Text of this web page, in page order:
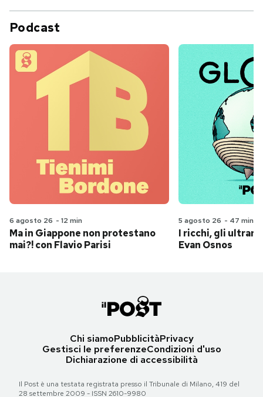
Podcast
6 agosto 26 - 12 min
Ma in Giappone non protestano
mai?! con Flavio Parisi
5 agosto 26 - 47 min
I ricchi, gli
Evan Osnos
Chi siamoPubblicitàPrivacy
Gestisci le preferenzeCondizioni d'uso
Dichiarazione di accessibilità
Il Post è una testata registrata presso il Tribunale di Milano, 419 del
28 settembre 2009 - ISSN 2610-9980